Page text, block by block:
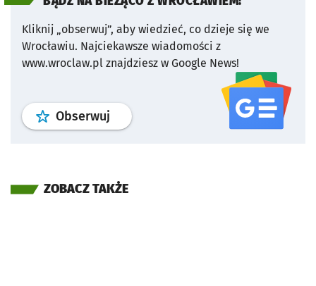
Kliknij „obserwuj”, aby wiedzieć, co dzieje się we
Wrocławiu. Najciekawsze wiadomości z
www.wroclaw.pl znajdziesz w Google News!
Obserwuj profil serwisu
ZOBACZ TAKŻE